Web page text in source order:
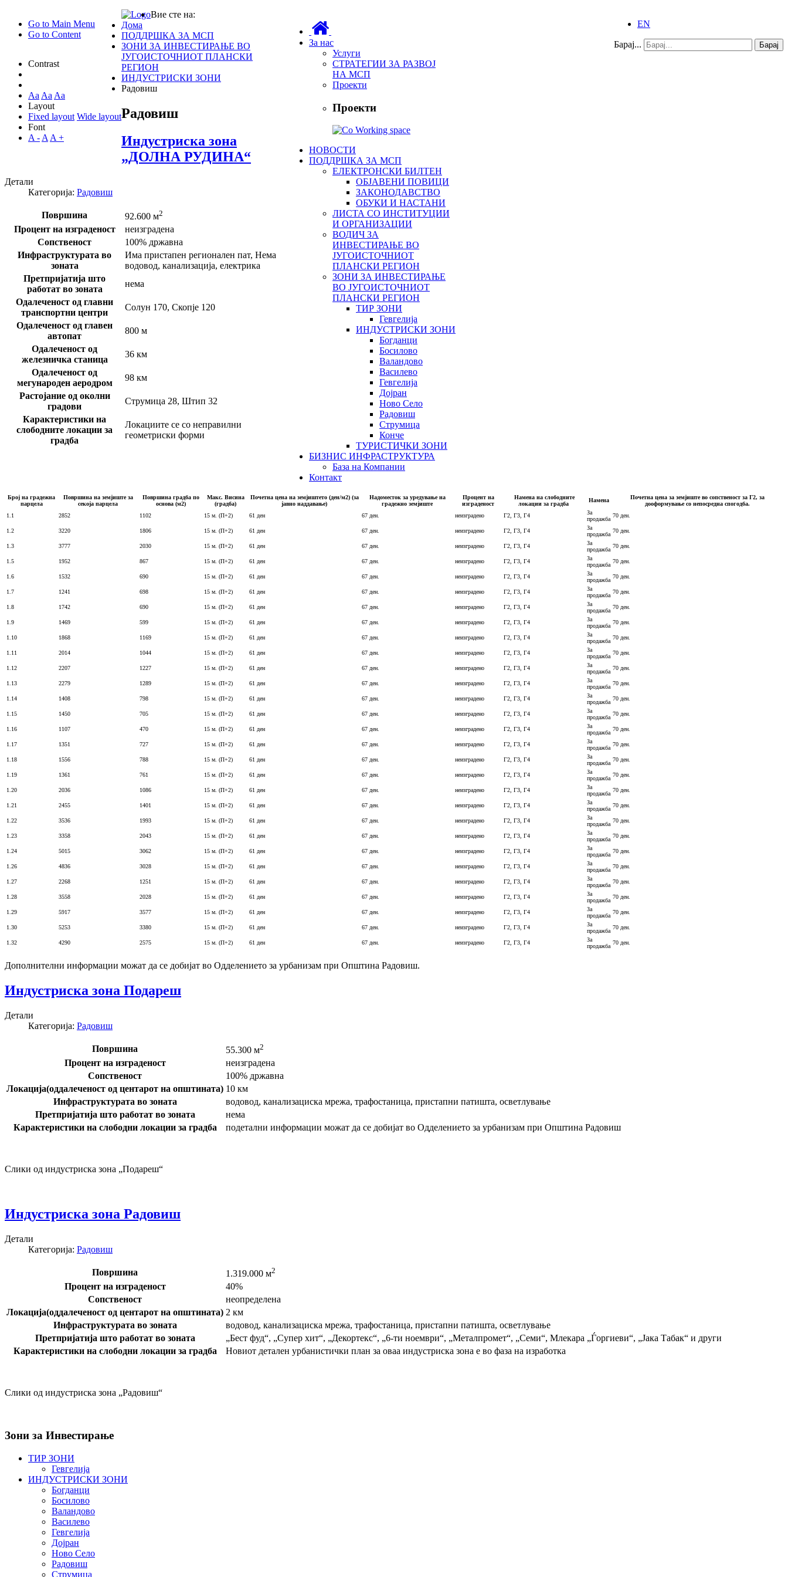
Go to Main Menu
Go to Content
Contrast
Aa Aa Aa
Layout
Fixed layout Wide layout
Font
A - A A +
EN
Барај... Барај
За нас
Услуги
СТРАТЕГИИ ЗА РАЗВОЈ
НА МСП
Проекти
Проекти
НОВОСТИ
ПОДДРШКА ЗА МСП
ЕЛЕКТРОНСКИ БИЛТЕН
ОБЈАВЕНИ ПОВИЦИ
ЗАКОНОДАВСТВО
ОБУКИ И НАСТАНИ
ЛИСТА СО ИНСТИТУЦИИ
И ОРГАНИЗАЦИИ
ВОДИЧ ЗА
ИНВЕСТИРАЊЕ ВО
ЈУГОИСТОЧНИОТ
ПЛАНСКИ РЕГИОН
ЗОНИ ЗА ИНВЕСТИРАЊЕ
ВО ЈУГОИСТОЧНИОТ
ПЛАНСКИ РЕГИОН
ТИР ЗОНИ
Гевгелија
ИНДУСТРИСКИ ЗОНИ
Богданци
Босилово
Валандово
Василево
Гевгелија
Дојран
Ново Село
Радовиш
Струмица
Конче
ТУРИСТИЧКИ ЗОНИ
БИЗНИС ИНФРАСТРУКТУРА
База на Компании
Контакт
Вие сте на:
Дома
ПОДДРШКА ЗА МСП
ЗОНИ ЗА ИНВЕСТИРАЊЕ ВО
ЈУГОИСТОЧНИОТ ПЛАНСКИ
РЕГИОН
ИНДУСТРИСКИ ЗОНИ
Радовиш
Радовиш
Индустриска зона
„ДОЛНА РУДИНА“
Детали
Категорија: Радовиш
Површина 92.600 м2
Процент на изграденост
неизградена
Сопственост
100% државна
Инфраструктурата во
зоната
Има пристапен регионален пат, Нема
водовод, канализација, електрика
Претпријатија што
работат во зоната
нема
Одалеченост од главни
транспортни центри
Солун 170, Скопје 120
Одалеченост од главен
автопат
800 м
Одалеченост од
железничка станица
36 км
Одалеченост од
мегународен аеродром
98 км
Растојание од околни
градови
Струмица 28, Штип 32
Карактеристики на
слободните локации за
градба
Локациите се со неправилни
геометриски форми
Број на градежна
парцела
Површина на земјиште за
секоја парцела
Површина градба по
основа (м2)
Макс. Висина
(градба)
Почетна цена на земјиштето (ден/м2) (за
јавно наддавање)
Надоместок за уредување на
градежно земјиште
Процент на
изграденост
Намена на слободните
локации за градба
Намена
Почетна цена за земјиште во сопственост за Г2, за
дооформување со непосредна спогодба.
1.1
2852 1102 15 м. (П+2) 61 ден 67 ден. неизградено Г2, Г3, Г4
За
продажба
70 ден.
1.2 3220 1806 15 м. (П+2) 61 ден 67 ден. неизградено Г2, Г3, Г4
За
продажба
70 ден.
1.3 3777 2030 15 м. (П+2) 61 ден 67 ден. неизградено Г2, Г3, Г4
За
продажба
70 ден.
1.5 1952 867 15 м. (П+2) 61 ден 67 ден. неизградено Г2, Г3, Г4
За
продажба
70 ден.
1.6 1532 690 15 м. (П+2) 61 ден 67 ден. неизградено Г2, Г3, Г4
За
продажба
70 ден.
1.7 1241 698 15 м. (П+2) 61 ден 67 ден. неизградено Г2, Г3, Г4
За
продажба
70 ден.
1.8 1742 690 15 м. (П+2) 61 ден 67 ден. неизградено Г2, Г3, Г4
За
продажба
70 ден.
1.9 1469 599 15 м. (П+2) 61 ден 67 ден. неизградено Г2, Г3, Г4
За
продажба
70 ден.
1.10 1868 1169 15 м. (П+2) 61 ден 67 ден. неизградено Г2, Г3, Г4
За
продажба
70 ден.
1.11 2014 1044 15 м. (П+2) 61 ден 67 ден. неизградено Г2, Г3, Г4
За
продажба
70 ден.
1.12 2207 1227 15 м. (П+2) 61 ден 67 ден. неизградено Г2, Г3, Г4
За
продажба
70 ден.
1.13 2279 1289 15 м. (П+2) 61 ден 67 ден. неизградено Г2, Г3, Г4
За
продажба
70 ден.
1.14 1408 798 15 м. (П+2) 61 ден 67 ден. неизградено Г2, Г3, Г4
За
продажба
70 ден.
1.15 1450 705 15 м. (П+2) 61 ден 67 ден. неизградено Г2, Г3, Г4
За
продажба
70 ден.
1.16 1107 470 15 м. (П+2) 61 ден 67 ден. неизградено Г2, Г3, Г4
За
продажба
70 ден.
1.17 1351 727 15 м. (П+2) 61 ден 67 ден. неизградено Г2, Г3, Г4
За
продажба
70 ден.
1.18 1556 788 15 м. (П+2) 61 ден 67 ден. неизградено Г2, Г3, Г4
За
продажба
70 ден.
1.19 1361 761 15 м. (П+2) 61 ден 67 ден. неизградено Г2, Г3, Г4
За
продажба
70 ден.
1.20 2036 1086 15 м. (П+2) 61 ден 67 ден. неизградено Г2, Г3, Г4
За
продажба
70 ден.
1.21 2455 1401 15 м. (П+2) 61 ден 67 ден. неизградено Г2, Г3, Г4
За
продажба
70 ден.
1.22 3536 1993 15 м. (П+2) 61 ден 67 ден. неизградено Г2, Г3, Г4
За
продажба
70 ден.
1.23 3358 2043 15 м. (П+2) 61 ден 67 ден. неизградено Г2, Г3, Г4
За
продажба
70 ден.
1.24 5015 3062 15 м. (П+2) 61 ден 67 ден. неизградено Г2, Г3, Г4
За
продажба
70 ден.
1.26 4836 3028 15 м. (П+2) 61 ден 67 ден. неизградено Г2, Г3, Г4
За
продажба
70 ден.
1.27 2268 1251 15 м. (П+2) 61 ден 67 ден. неизградено Г2, Г3, Г4
За
продажба
70 ден.
1.28 3558 2028 15 м. (П+2) 61 ден 67 ден. неизградено Г2, Г3, Г4
За
продажба
70 ден.
1.29 5917 3577 15 м. (П+2) 61 ден 67 ден. неизградено Г2, Г3, Г4
За
продажба
70 ден.
1.30 5253 3380 15 м. (П+2) 61 ден 67 ден. неизградено Г2, Г3, Г4
За
продажба
70 ден.
1.32 4290 2575 15 м. (П+2) 61 ден 67 ден. неизградено Г2, Г3, Г4
За
продажба
70 ден.
Дополнителни информации можат да се добијат во Одделението за урбанизам при Општина Радовиш.
Индустриска зона Подареш
Детали
Категорија: Радовиш
Површина 55.300 м2
Процент на изграденост
неизградена
Сопственост
100% државна
Локација(оддалеченост од центарот на општината) 10 км
Инфраструктурата во зоната
водовод, канализациска мрежа, трафостаница, пристапни патишта, осветлување
Претпријатија што работат во зоната
нема
Карактеристики на слободни локации за градба
подетални информации можат да се добијат во Одделението за урбанизам при Општина Радовиш
Слики од индустриска зона „Подареш“
Индустриска зона Радовиш
Детали
Категорија: Радовиш
Површина 1.319.000 м2
Процент на изграденост
40%
Сопственост
неопределена
Локација(оддалеченост од центарот на општината) 2 км
Инфраструктурата во зоната
водовод, канализациска мрежа, трафостаница, пристапни патишта, осветлување
Претпријатија што работат во зоната
„Бест фуд“, „Супер хит“, „Декортекс“, „6-ти ноември“, „Металпромет“, „Семи“, Млекара „Ѓоргиеви“, „Јака Табак“ и други
Карактеристики на слободни локации за градба
Новиот детален урбанистички план за оваа индустриска зона е во фаза на изработка
Слики од индустриска зона „Радовиш“
Зони за Инвестирање
ТИР ЗОНИ
Гевгелија
ИНДУСТРИСКИ ЗОНИ
Богданци
Босилово
Валандово
Василево
Гевгелија
Дојран
Ново Село
Радовиш
Струмица